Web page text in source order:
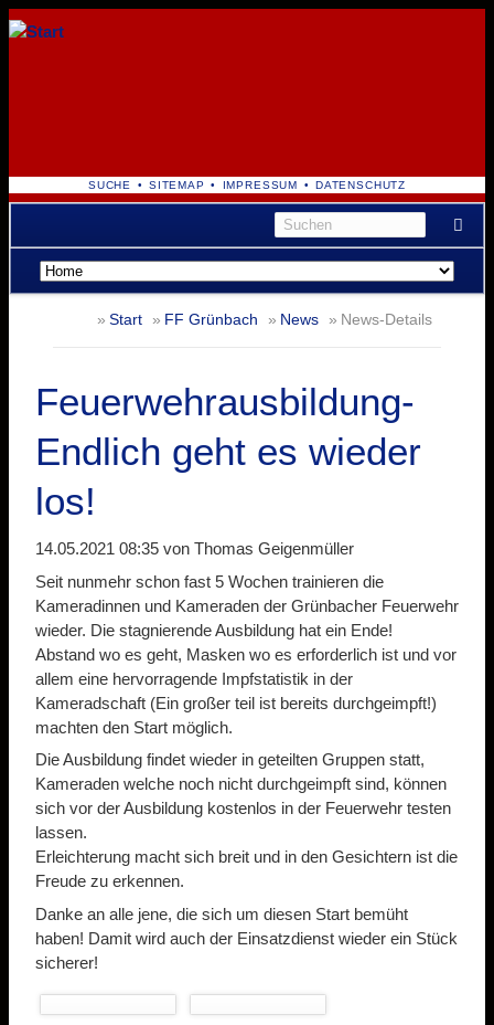
NAVIGATION
ÜBERSPRINGEN
SUCHE SITEMAP IMPRESSUM DATENSCHUTZ
Navigation
überspringen
Start FF Grünbach News News-Details
Feuerwehrausbildung-
Endlich geht es wieder
los!
14.05.2021 08:35 von Thomas Geigenmüller
Seit nunmehr schon fast 5 Wochen trainieren die
Kameradinnen und Kameraden der Grünbacher Feuerwehr
wieder. Die stagnierende Ausbildung hat ein Ende!
Abstand wo es geht, Masken wo es erforderlich ist und vor
allem eine hervorragende Impfstatistik in der
Kameradschaft (Ein großer teil ist bereits durchgeimpft!)
machten den Start möglich.
Die Ausbildung findet wieder in geteilten Gruppen statt,
Kameraden welche noch nicht durchgeimpft sind, können
sich vor der Ausbildung kostenlos in der Feuerwehr testen
lassen.
Erleichterung macht sich breit und in den Gesichtern ist die
Freude zu erkennen.
Danke an alle jene, die sich um diesen Start bemüht
haben! Damit wird auch der Einsatzdienst wieder ein Stück
sicherer!